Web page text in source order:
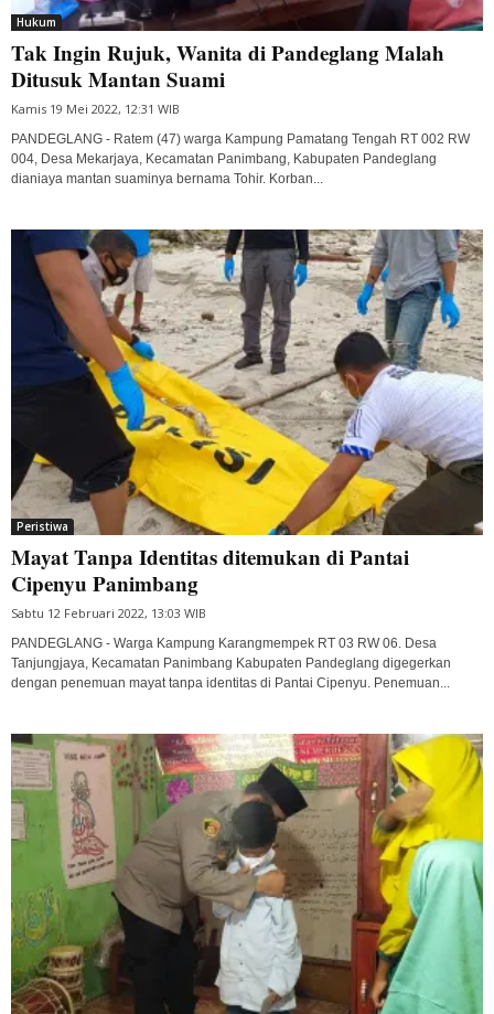
Hukum
Tak Ingin Rujuk, Wanita di Pandeglang Malah
Ditusuk Mantan Suami
Kamis 19 Mei 2022, 12:31 WIB
PANDEGLANG - Ratem (47) warga Kampung Pamatang Tengah RT 002 RW
004, Desa Mekarjaya, Kecamatan Panimbang, Kabupaten Pandeglang
dianiaya mantan suaminya bernama Tohir. Korban...
Peristiwa
Mayat Tanpa Identitas ditemukan di Pantai
Cipenyu Panimbang
Sabtu 12 Februari 2022, 13:03 WIB
PANDEGLANG - Warga Kampung Karangmempek RT 03 RW 06. Desa
Tanjungjaya, Kecamatan Panimbang Kabupaten Pandeglang digegerkan
dengan penemuan mayat tanpa identitas di Pantai Cipenyu. Penemuan...